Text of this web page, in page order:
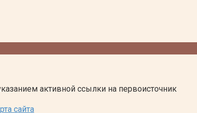
активной ссылки на первоисточник
сайта